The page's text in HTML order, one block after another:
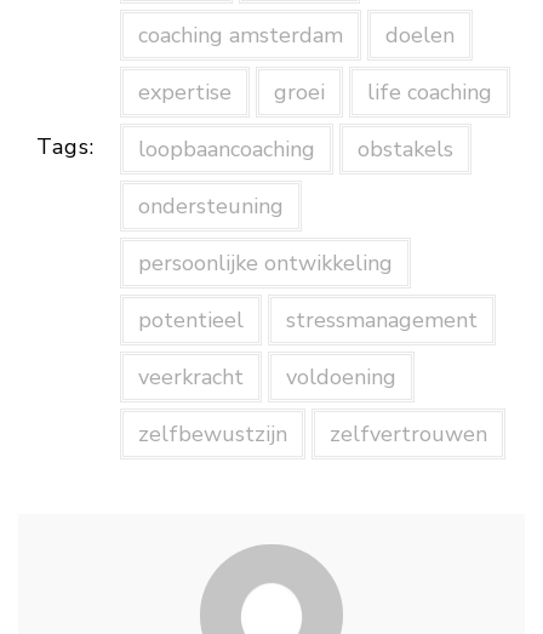
Tags:
coaching amsterdam
doelen
expertise
groei
life coaching
loopbaancoaching
obstakels
ondersteuning
persoonlijke ontwikkeling
potentieel
stressmanagement
veerkracht
voldoening
zelfbewustzijn
zelfvertrouwen